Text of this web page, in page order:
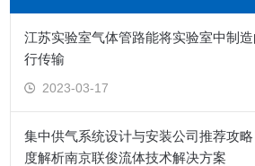
江苏实验室气体管路能将实验室中制
行传输
2023-03-17
集中供气系统设计与安装公司推荐攻
度解析南京联俊流体技术解决方案